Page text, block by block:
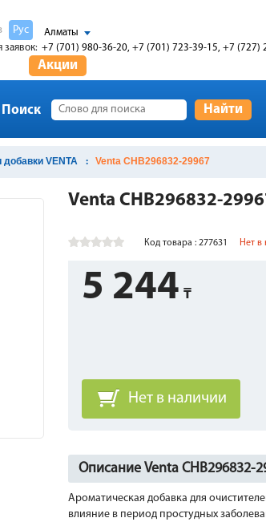
Рус
Алматы
заявок: +7 (701) 980-36-20, +7 (701) 723-39-15, +7
Акции
Поиск Найти
VENTA Venta CHB296832-29967
Venta CHB296832-
Код товара : 277631 Нет в
5 244
Нет в наличии
Описание Venta CHB296832-
Ароматическая добавка для
влияние в период простудных